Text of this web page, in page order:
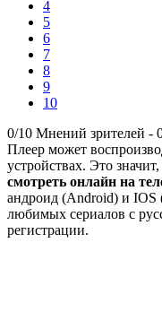
4
5
6
7
8
9
10
0/10 Мнений зрителей -
Плеер может
устройствах. Это
смотреть онлайн на
андроид (Android) и IOS
любимых сериалов с
регистрации.